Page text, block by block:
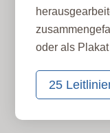
oder als
25